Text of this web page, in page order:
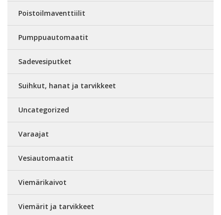
Poistoilmaventtiilit
Pumppuautomaatit
Sadevesiputket
Suihkut, hanat ja tarvikkeet
Uncategorized
Varaajat
Vesiautomaatit
Viemärikaivot
Viemärit ja tarvikkeet